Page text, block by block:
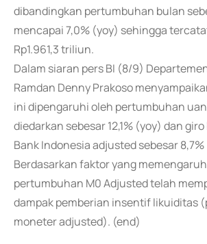
dibandingkan pertumbuhan bulan
mencapai 7,0% (yoy) sehingga
Rp1.961,3 triliun.
Dalam siaran pers BI (8/9)
Ramdan Denny Prakoso
ini dipengaruhi oleh pertumbuhan
diedarkan sebesar 12,1% (yoy) dan
Bank Indonesia adjusted sebesar
Berdasarkan faktor yang
pertumbuhan M0 Adjusted telah
dampak pemberian insentif likuiditas
moneter adjusted). (end)